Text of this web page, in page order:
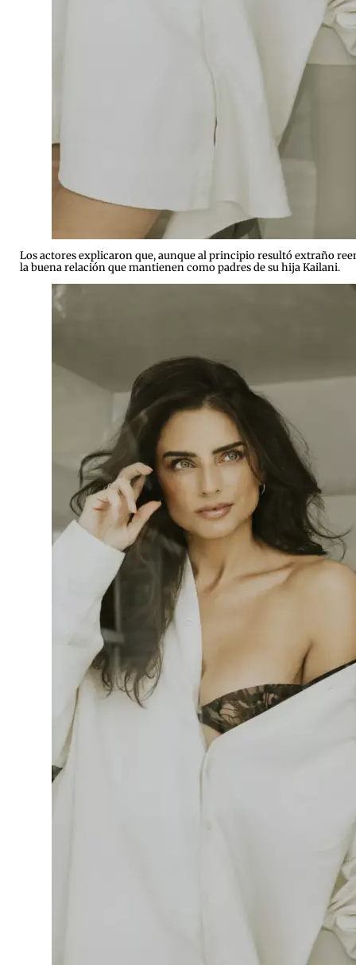
Los actores explicaron que, aunque al principio resultó extraño
la buena relación que mantienen como padres de su hija Kailani.